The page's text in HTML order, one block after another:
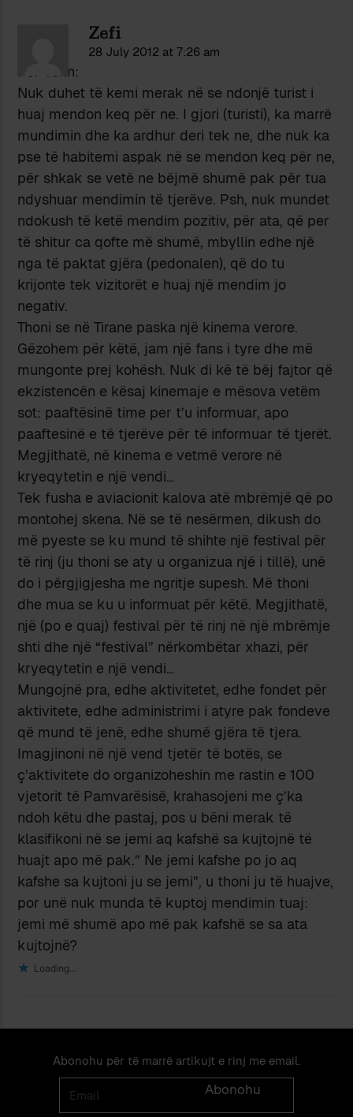
Zefi
28 July 2012 at 7:26 am
Për Turin:
Nuk duhet të kemi merak në se ndonjë turist i
huaj mendon keq për ne. I gjori (turisti), ka marrë
mundimin dhe ka ardhur deri tek ne, dhe nuk ka
pse të habitemi aspak në se mendon keq për ne,
për shkak se vetë ne bëjmë shumë pak për tua
ndyshuar mendimin të tjerëve. Psh, nuk mundet
ndokush të ketë mendim pozitiv, për ata, që per
të shitur ca qofte më shumë, mbyllin edhe një
nga të paktat gjëra (pedonalen), që do tu
krijonte tek vizitorët e huaj një mendim jo
negativ.
Thoni se në Tirane paska një kinema verore.
Gëzohem për këtë, jam një fans i tyre dhe më
mungonte prej kohësh. Nuk di kë të bëj fajtor që
ekzistencën e kësaj kinemaje e mësova vetëm
sot: paaftësinë time per t’u informuar, apo
paaftesinë e të tjerëve për të informuar të tjerët.
Megjithatë, në kinema e vetmë verore në
kryeqytetin e një vendi…
Tek fusha e aviacionit kalova atë mbrëmjë që po
montohej skena. Në se të nesërmen, dikush do
më pyeste se ku mund të shihte një festival për
të rinj (ju thoni se aty u organizua një i tillë), unë
do i përgjigjesha me ngritje supesh. Më thoni
dhe mua se ku u informuat për këtë. Megjithatë,
një (po e quaj) festival për të rinj në një mbrëmje
shti dhe një “festival” nërkombëtar xhazi, për
kryeqytetin e një vendi…
Mungojnë pra, edhe aktivitetet, edhe fondet për
aktivitete, edhe administrimi i atyre pak fondeve
që mund të jenë, edhe shumë gjëra të tjera.
Imagjinoni në një vend tjetër të botës, se
ç’aktivitete do organizoheshin me rastin e 100
vjetorit të Pamvarësisë, krahasojeni me ç’ka
ndoh këtu dhe pastaj, pos u bëni merak të
klasifikoni në se jemi aq kafshë sa kujtojnë të
huajt apo më pak.” Ne jemi kafshe po jo aq
kafshe sa kujtoni ju se jemi”, u thoni ju të huajve,
por unë nuk munda të kuptoj mendimin tuaj:
jemi më shumë apo më pak kafshë se sa ata
kujtojnë?
Loading...
Abonohu për të marrë artikujt e rinj me email.
Email
Abonohu